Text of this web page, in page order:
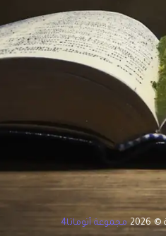
مجموعة أتوماتا4